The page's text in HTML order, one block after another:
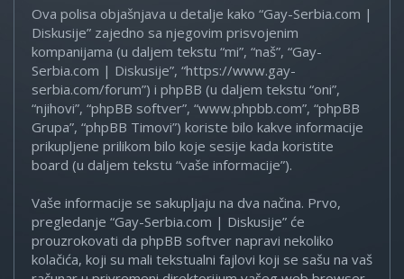
Ova polisa objašnjava u detalje kako “Gay-Serbia.com |
Diskusije” zajedno sa njegovim prisvojenim
kompanijama (u daljem tekstu “mi”, “naš”, “Gay-
Serbia.com | Diskusije”, “https://www.gay-
serbia.com/forum”) i phpBB (u daljem tekstu “oni”,
“njihovi”, “phpBB softver”, “www.phpbb.com”, “phpBB
Grupa”, “phpBB Timovi”) koriste bilo kakve informacije
prikupljene prilikom bilo koje sesije kada koristite
board (u daljem tekstu “vaše informacije”).
Vaše informacije se sakupljaju na dva načina. Prvo,
pregledanje “Gay-Serbia.com | Diskusije” će
prouzrokovati da phpBB softver napravi nekoliko
kolačića, koji su mali tekstualni fajlovi koji se sašu na vaš